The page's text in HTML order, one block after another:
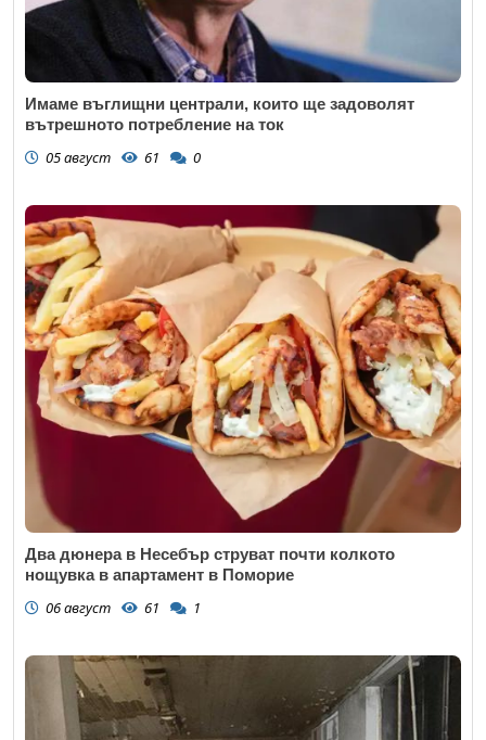
Имаме въглищни централи, които ще задоволят
вътрешното потребление на ток
05 август 61 0
Два дюнера в Несебър струват почти колкото
нощувка в апартамент в Поморие
06 август 61 1